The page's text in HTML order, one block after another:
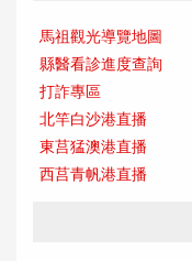
馬祖觀光導覽地圖
縣醫看診進度查詢
打詐專區
北竿白沙港直播
東莒猛澳港直播
西莒青帆港直播